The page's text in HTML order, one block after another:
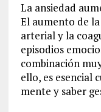
La ansiedad
El aumento de
arterial y la
episodios
combinación
ello, es esencial
mente y saber